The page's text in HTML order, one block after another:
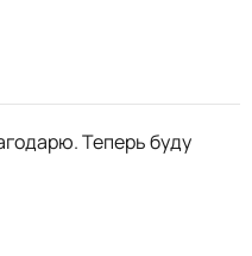
Теперь буду